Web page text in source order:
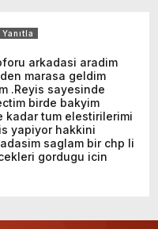
Yanıtla
arkadasi aradim
marasa geldim
.Reyis sayesinde
birde bakyim
kadar tum elestirilerimi
yapiyor hakkini
saglam bir chp li
gordugu icin